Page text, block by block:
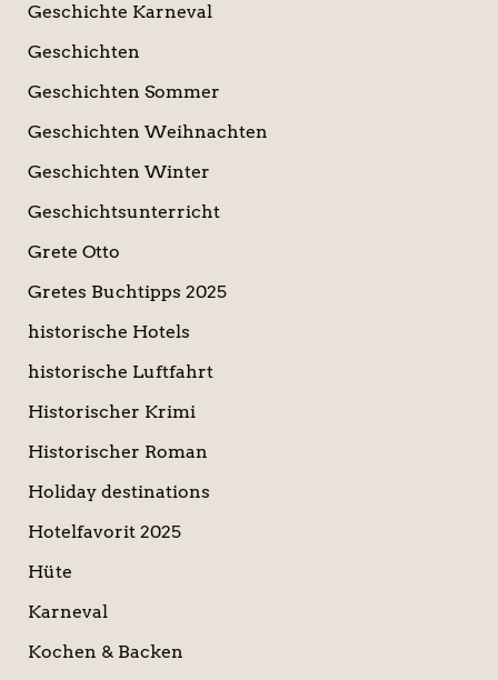
Geschichte Karneval
Geschichten
Geschichten Sommer
Geschichten Weihnachten
Geschichten Winter
Geschichtsunterricht
Grete Otto
Gretes Buchtipps 2025
historische Hotels
historische Luftfahrt
Historischer Krimi
Historischer Roman
Holiday destinations
Hotelfavorit 2025
Hüte
Karneval
Kochen & Backen